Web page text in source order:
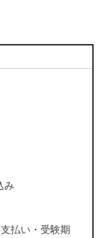
み
払い・受験期